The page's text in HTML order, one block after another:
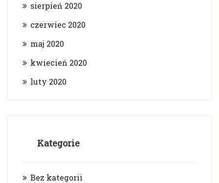
sierpień 2020
czerwiec 2020
maj 2020
kwiecień 2020
luty 2020
Kategorie
Bez kategorii